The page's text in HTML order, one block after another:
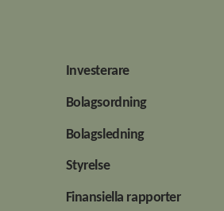
Investerare
Bolagsordning
Bolagsledning
Styrelse
Finansiella rapporter